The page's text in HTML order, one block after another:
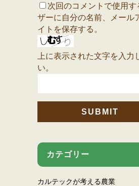
次回のコメントで使用す
ザーに自分の名前、メール
イトを保存する。
上に表示された文字を入力
い。
カテゴリー
カルテックが考える農業